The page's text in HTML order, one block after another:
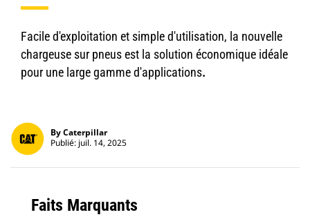
Facile d'exploitation et simple d'utilisation, la nouvelle
chargeuse sur pneus est la solution économique idéale
pour une large gamme d'applications.
By Caterpillar
Publié: juil. 14, 2025
Faits Marquants